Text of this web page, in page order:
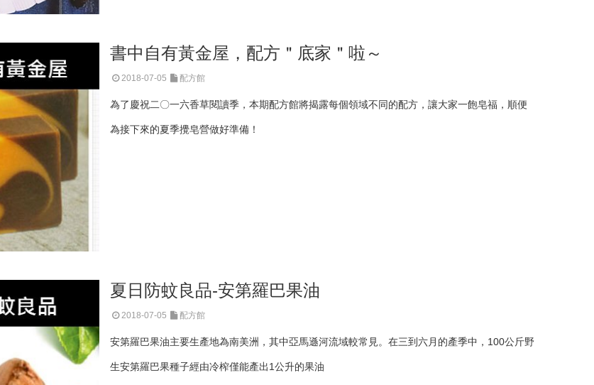
書中自有黃金屋，配方＂底家＂啦～
2018-07-05 配方館
為了慶祝二〇一六香草閱讀季，本期配方館將揭露每個領域不同的配方，讓大家一飽皂福，順便
為接下來的夏季攪皂營做好準備！
夏日防蚊良品-安第羅巴果油
2018-07-05 配方館
安第羅巴果油主要生產地為南美洲，其中亞馬遜河流域較常見。在三到六月的產季中，100公斤野
生安第羅巴果種子經由冷榨僅能產出1公升的果油